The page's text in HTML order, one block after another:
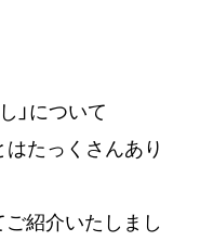
」について
たっくさんあり
紹介いたしまし